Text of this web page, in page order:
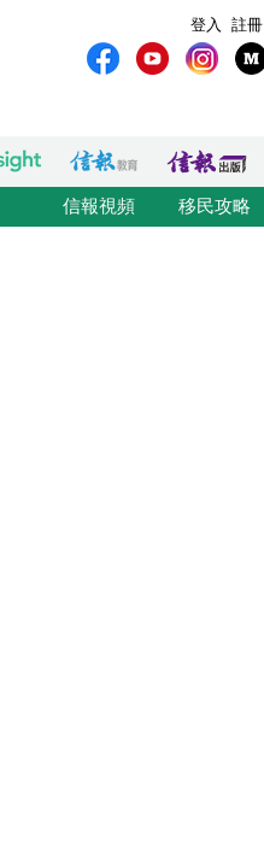
註冊
登入
信報視頻 移民攻略